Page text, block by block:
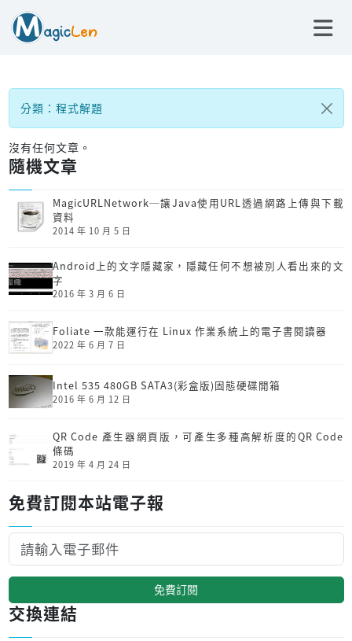
分類：程式解題
沒有任何文章。
隨機文章
MagicURLNetwork─讓Java使用URL透過網路上傳與下載
資料
2014 年 10 月 5 日
Android上的文字隱藏家，隱藏任何不想被別人看出來的文
字
2016 年 3 月 6 日
Foliate 一款能運行在 Linux 作業系統上的電子書閱讀器
2022 年 6 月 7 日
Intel 535 480GB SATA3(彩盒版)固態硬碟開箱
2016 年 6 月 12 日
QR Code 產生器網頁版，可產生多種高解析度的QR Code
條碼
2019 年 4 月 24 日
免費訂閱本站電子報
免費訂閱
交換連結